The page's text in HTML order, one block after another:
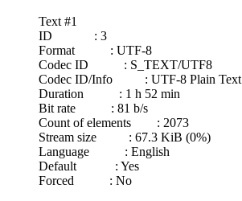
Text #1
ID : 3
Format : UTF-8
Codec ID : S_TEXT/UTF8
Codec ID/Info : UTF-8 Plain Text
Duration : 1 h 52 min
Bit rate : 81 b/s
Count of elements : 2073
Stream size : 67.3 KiB (0%)
Language : English
Default : Yes
Forced : No